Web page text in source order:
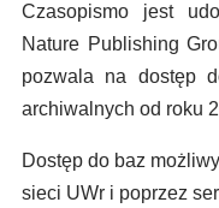
Czasopismo jest
Nature Publishing
pozwala na dostęp
archiwalnych od roku
Dostęp do baz
sieci UWr i poprzez